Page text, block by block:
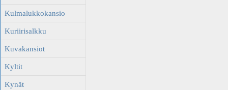
Kulmalukkokansio
Kuriirisalkku
Kuvakansiot
Kyltit
Kynät